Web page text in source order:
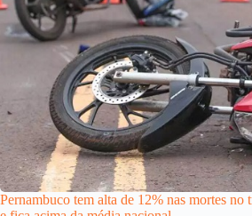
Pernambuco tem alta de 12% nas mortes no